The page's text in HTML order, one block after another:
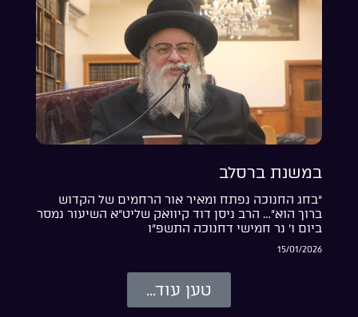
במשנת ברסלב
“בחג החנוכה נפתח ומאיר אור הרחמים של הקדוש
ברוך הוא”… הרב ניסן דוד קיוואק שליט”א השיעור נמסר
ביום ו’ נר חמישי דחנוכה התשפ”ו
15/01/2026
טען עוד...